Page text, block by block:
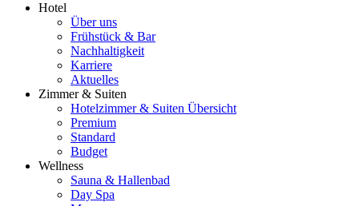
Hotel
Über uns
Frühstück & Bar
Nachhaltigkeit
Karriere
Aktuelles
Zimmer & Suiten
Hotelzimmer & Suiten Übersicht
Premium
Standard
Budget
Wellness
Sauna & Hallenbad
Day Spa